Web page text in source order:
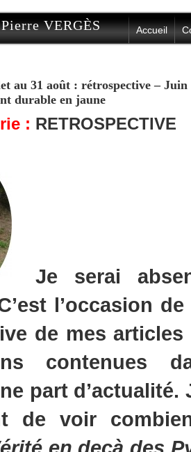
VERGÈS Accueil
au 31 août : rétrospective – Juin
durable en jaune
: RETROSPECTIVE
Je serai
l’occasion
de mes
contenues
part d’actualité.
de voir